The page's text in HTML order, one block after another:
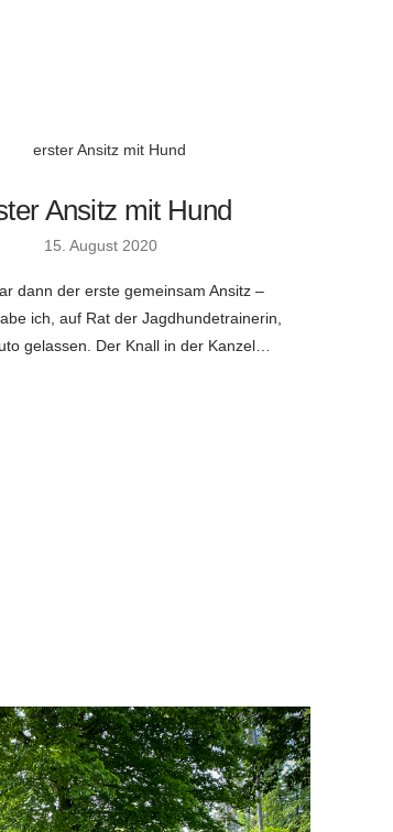
Ansitz mit Hund
15. August 2020
dann der erste gemeinsam Ansitz –
ich, auf Rat der Jagdhundetrainerin,
gelassen. Der Knall in der Kanzel…